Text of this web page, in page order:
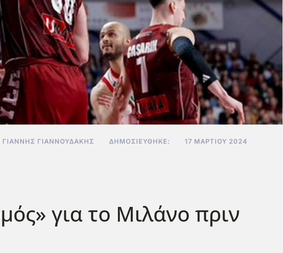
ΓΙΆΝΝΗΣ ΓΙΑΝΝΟΥΔΆΚΗΣ ΔΗΜΟΣΙΕΎΘΗΚΕ: 17 ΜΑΡΤΊΟΥ 2024
για το Μιλάνο πριν